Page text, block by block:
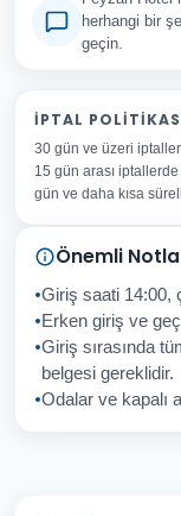
herhangi bir
geçin.
Adınız Soyadınız
E-posta
Konu
Sorunuz
İPTAL
30 gün ve üzeri
15 gün arası
gün ve daha kısa
Önemli
Giriş saati 14:00,
Erken giriş ve geç
Giriş sırasında
belgesi gereklidir.
Odalar ve kapalı